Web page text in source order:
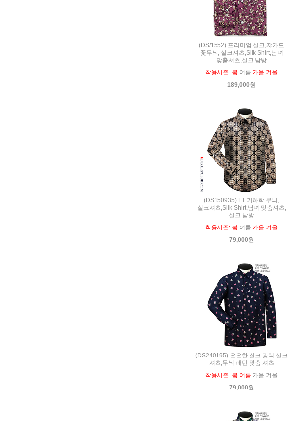
(DS/1552) 프리미엄 실크,쟈가드
꽃무늬, 실크셔츠,Silk Shirt,남녀
맞춤셔츠,실크 남방
착용시즌: 봄 여름 가을 겨울
189,000원
(DS150935) FT 기하학 무늬,
실크셔츠,Silk Shirt,남녀 맞춤셔츠,
실크 남방
착용시즌: 봄 여름 가을 겨울
79,000원
(DS240195) 은은한 실크 광택 실크
셔츠,무늬 패턴 맞춤 셔츠
착용시즌: 봄 여름 가을 겨울
79,000원